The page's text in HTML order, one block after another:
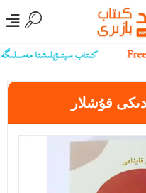
كىتاب سېتىۋېلىشتا مەسىلىگە
قۇشلار